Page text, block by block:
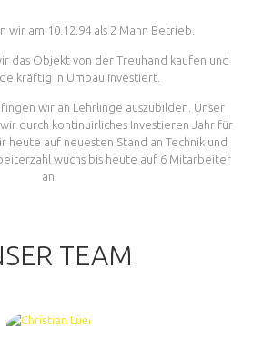
wir am 10.12.94 als 2 Mann Betrieb.
das Objekt von der Treuhand kaufen und
kräftig in Umbau investiert.
wir an Lehrlinge auszubilden. Unser
durch kontinuirliches Investieren Jahr für
heute auf neuesten Stand an Technik und
wuchs bis heute auf 6 Mitarbeiter
an.
TEAM